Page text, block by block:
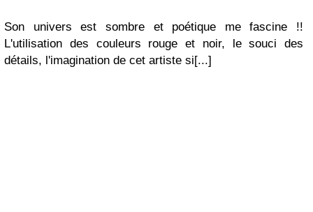
Son univers est sombre et poétique me fascine !!
L'utilisation des couleurs rouge et noir, le souci des
détails, l'imagination de cet artiste si[...]